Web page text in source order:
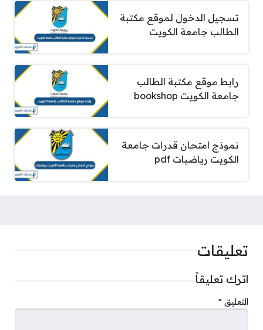
تسجيل الدخول لموقع مكتبة
الطالب جامعة الكويت
رابط موقع مكتبة الطالب
جامعة الكويت bookshop
نموذج امتحان قدرات جامعة
الكويت رياضيات pdf
تعليقات
اترك تعليقاً
التعليق *